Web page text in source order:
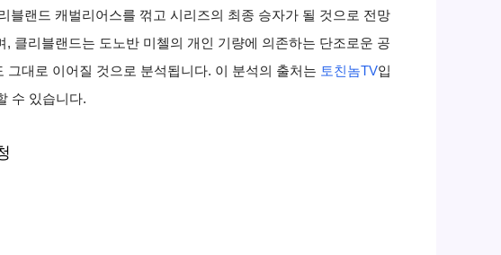
랜드 캐벌리어스를 꺾고 시리즈의 최종 승자가 될 것으로 전망
클리블랜드는 도노반 미첼의 개인 기량에 의존하는 단조로운 공
대로 이어질 것으로 분석됩니다. 이 분석의 출처는 토친놈TV입
수 있습니다.